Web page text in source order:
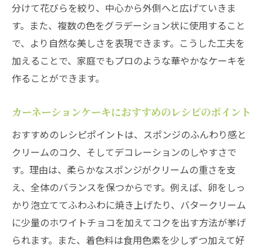
カーネーションお菓子を贈る際の注意点と
ポイント
カーネーションお菓子で感謝を伝えるアイデア
カーネーションお菓子で気持ちが伝わる工
夫
母の日の感謝にぴったりなカーネーション
カーネーションお菓子のメッセージアレン
ジ例
カーネーションケーキで感謝を形にする方
法
カーネーションお菓子が喜ばれる理由と魅
力
分けて花びらを絞り、中心から外側へと広げていきま
す。また、複数の色をグラデーション状に使用すること
で、より自然な美しさを表現できます。こうした工夫を
加えることで、家庭でもプロのような華やかなケーキを
作ることができます。
カーネーションケーキにおすすめのレシピのポイント
おすすめのレシピポイントは、スポンジのふんわり感と
クリームのコク、そしてデコレーションのしやすさで
す。理由は、柔らかなスポンジがクリームの重さを支
え、全体のバランスを保つからです。例えば、卵をしっ
かり泡立ててふわふわに焼き上げたり、バタークリーム
に少量のホワイトチョコを加えてコクを出す方法が挙げ
られます。また、着色料は食用色素を少しずつ加えて好